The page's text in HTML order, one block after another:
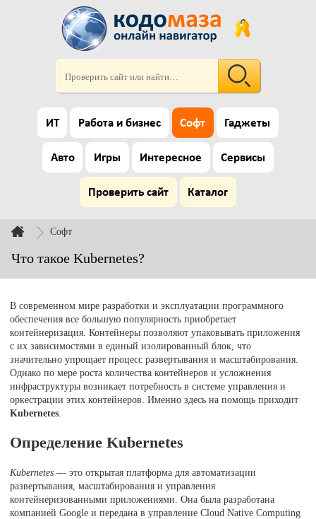
ИТ Работа и бизнес Софт Гаджеты
Авто Игры Интересное Сервисы
Проверить сайт Каталог
Софт
Что такое Kubernetes?
В современном мире разработки и эксплуатации программного
обеспечения все большую популярность приобретает
контейнеризация. Контейнеры позволяют упаковывать приложения
с их зависимостями в единый изолированный блок, что
значительно упрощает процесс развертывания и масштабирования.
Однако по мере роста количества контейнеров и усложнения
инфраструктуры возникает потребность в системе управления и
оркестрации этих контейнеров. Именно здесь на помощь приходит
Kubernetes
Определение Kubernetes
Kubernetes — это открытая платформа для автоматизации
развертывания, масштабирования и управления
контейнеризованными приложениями. Она была разработана
компанией Google и передана в управление Cloud Native Computing